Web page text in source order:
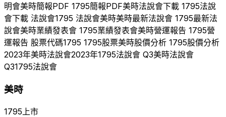
明會美時簡報PDF 1795簡報PDF美時法說會下載 1795法說
會下載 法說會1795 法說會美時美時最新法說會 1795最新法
說會美時業績發表會 1795業績發表會美時營運報告 1795營
運報告 股票代碼1795 1795股票美時股價分析 1795股價分析
2023年美時法說會2023年1795法說會 Q3美時法說會
Q31795法說會
美時
1795 上市